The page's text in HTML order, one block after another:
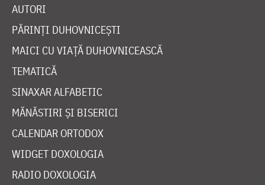
AUTORI
PĂRINȚI DUHOVNICEȘTI
MAICI CU VIAȚĂ DUHOVNICEASCĂ
TEMATICĂ
SINAXAR ALFABETIC
MĂNĂSTIRI ȘI BISERICI
CALENDAR ORTODOX
WIDGET DOXOLOGIA
RADIO DOXOLOGIA